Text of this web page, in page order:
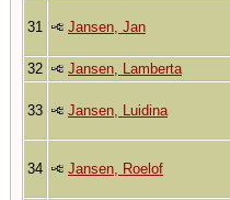
31 Jansen, Jan
32 Jansen, Lamberta
33 Jansen, Luidina
34 Jansen, Roelof